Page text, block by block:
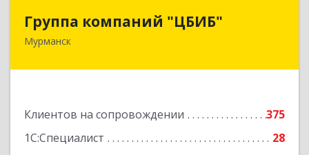
Группа компаний "ЦБИБ"
Мурманск
Клиентов на сопровождении
375
1С:Специалист
28
Группа компаний "ЦБИБ"
183010, Мурманская обл, Мурманск г, Кирова